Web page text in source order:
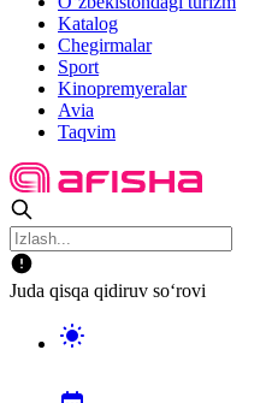
Katalog
Chegirmalar
Sport
Kinopremyeralar
Avia
Taqvim
Juda qisqa qidiruv so‘rovi